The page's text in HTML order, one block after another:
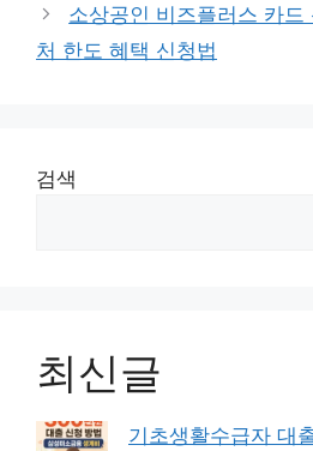
소상공인 비즈플러스 카
처 한도 혜택 신청법
검색
최신글
기초생활수급자 대